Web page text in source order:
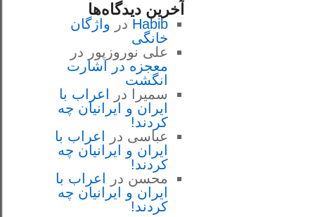
آخرین دیدگاه‌ها
Habib در واژگان
خانگی
علی نوروزپور در
معجزه در اشارت
انگشت
سمیرا
در
اعراب با
ايران و ايرانيان چه
كردند!
عباسی در
اعراب با
ايران و ايرانيان چه
كردند!
محسن در
اعراب با
ايران و ايرانيان چه
كردند!